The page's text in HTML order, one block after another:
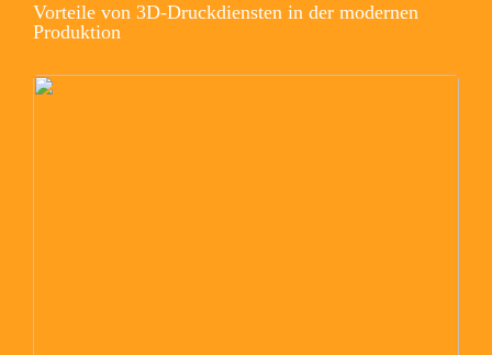
Vorteile von 3D-Druckdiensten in der modernen
Produktion